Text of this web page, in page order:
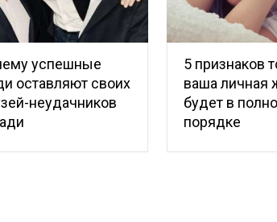
успешные
оставляют своих
неудачников
5 признаков
ваша личная
будет в
порядке